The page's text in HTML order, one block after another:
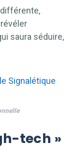
différente,
saura séduire,
tech »